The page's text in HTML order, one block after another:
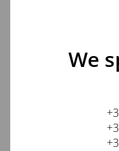
Supra USB 2.0 A-
We